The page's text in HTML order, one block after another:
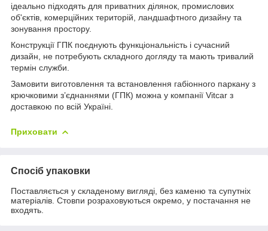
ідеально підходять для приватних ділянок, промислових
об'єктів, комерційних територій, ландшафтного дизайну та
зонування простору.
Конструкції ГПК поєднують функціональність і сучасний
дизайн, не потребують складного догляду та мають тривалий
термін служби.
Замовити виготовлення та встановлення габіонного паркану з
крючковими з’єднаннями (ГПК) можна у компанії Vitcar з
доставкою по всій Україні.
Приховати
Спосіб упаковки
Поставляється у складеному вигляді, без каменю та супутніх
матеріалів. Стовпи розраховуються окремо, у постачання не
входять.